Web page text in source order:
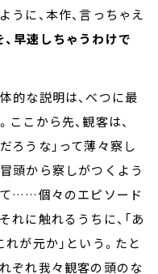
うに、本作、言っちゃえ
早速しちゃうわけで
的な説明は、べつに最
こから先、観客は、
ろうな」って薄々察し
頭から察しがつくよう
て……個々のエピソード
れに触れるうちに、「あ
が元か」という。たと
ぞれ我々観客の頭のな